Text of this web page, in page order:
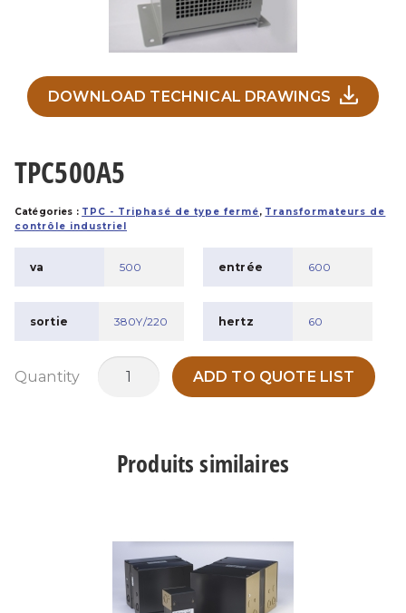
DOWNLOAD TECHNICAL DRAWINGS
TPC500A5
Catégories : TPC - Triphasé de type fermé, Transformateurs de
contrôle industriel
va 500 entrée 600
sortie 380Y/220 hertz 60
Quantity
quantité
ADD TO QUOTE LIST
Produits similaires